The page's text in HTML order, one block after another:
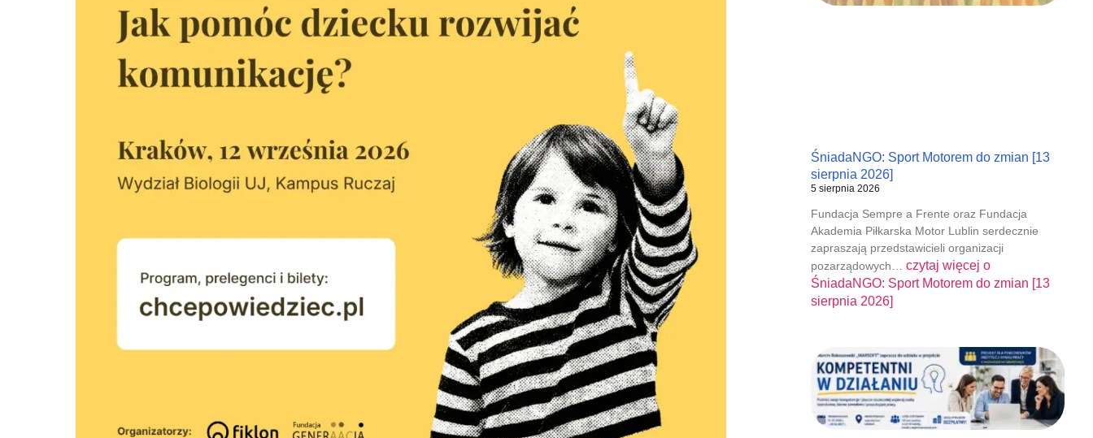
ŚniadaNGO: Sport Motorem do zmian [13
sierpnia 2026]
5 sierpnia 2026
Fundacja Sempre a Frente oraz Fundacja
Akademia Piłkarska Motor Lublin serdecznie
zapraszają przedstawicieli organizacji
pozarządowych… czytaj więcej o
ŚniadaNGO: Sport Motorem do zmian [13
sierpnia 2026]